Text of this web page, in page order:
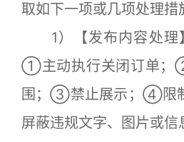
取如下一项或几项处理措
1）【发布内容处理
①主动执行关闭订单；
围；③禁止展示；④限
屏蔽违规文字、图片或